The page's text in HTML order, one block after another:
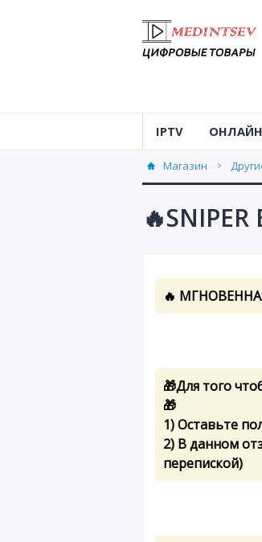
IPTV
Магазин
🔥
🎁Для того
🎁
1) Оставьте
2) В данном
перепиской)